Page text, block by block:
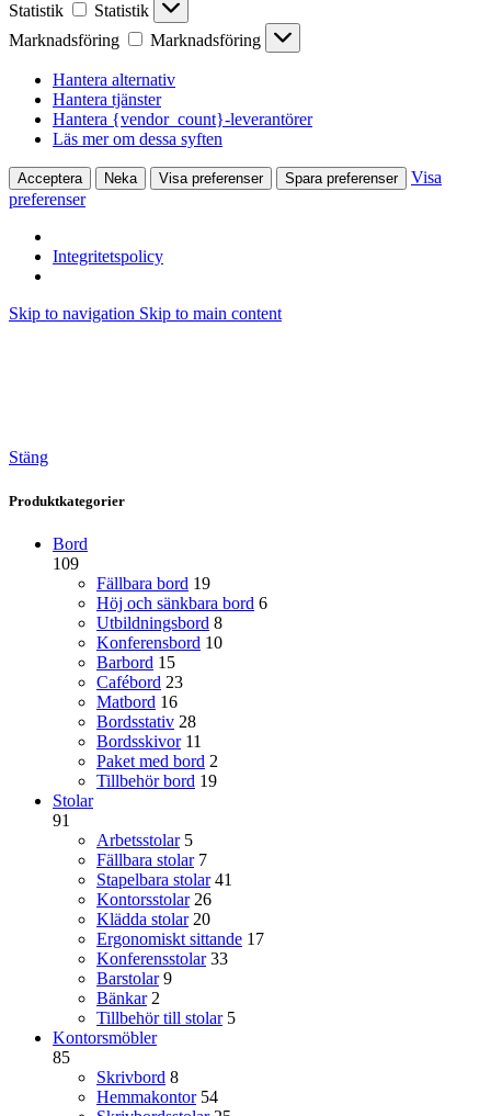
Statistik
Statistik
Marknadsföring
Marknadsföring
Hantera alternativ
Hantera tjänster
Hantera {vendor_count}-leverantörer
Läs mer om dessa syften
Acceptera Neka Visa preferenser Spara preferenser
Visa
preferenser
Integritetspolicy
Skip to navigation Skip to main content
Stäng
Produktkategorier
Bord
109
Fällbara bord 19
Höj och sänkbara bord 6
Utbildningsbord 8
Konferensbord 10
Barbord 15
Cafébord 23
Matbord 16
Bordsstativ 28
Bordsskivor 11
Paket med bord 2
Tillbehör bord 19
Stolar
91
Arbetsstolar 5
Fällbara stolar 7
Stapelbara stolar 41
Kontorsstolar 26
Klädda stolar 20
Ergonomiskt sittande 17
Konferensstolar 33
Barstolar 9
Bänkar 2
Tillbehör till stolar 5
Kontorsmöbler
85
Skrivbord 8
Hemmakontor 54